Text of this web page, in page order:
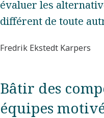
évaluer les
différent de toute
Fredrik Ekstedt Karpers
Bâtir des
équipes